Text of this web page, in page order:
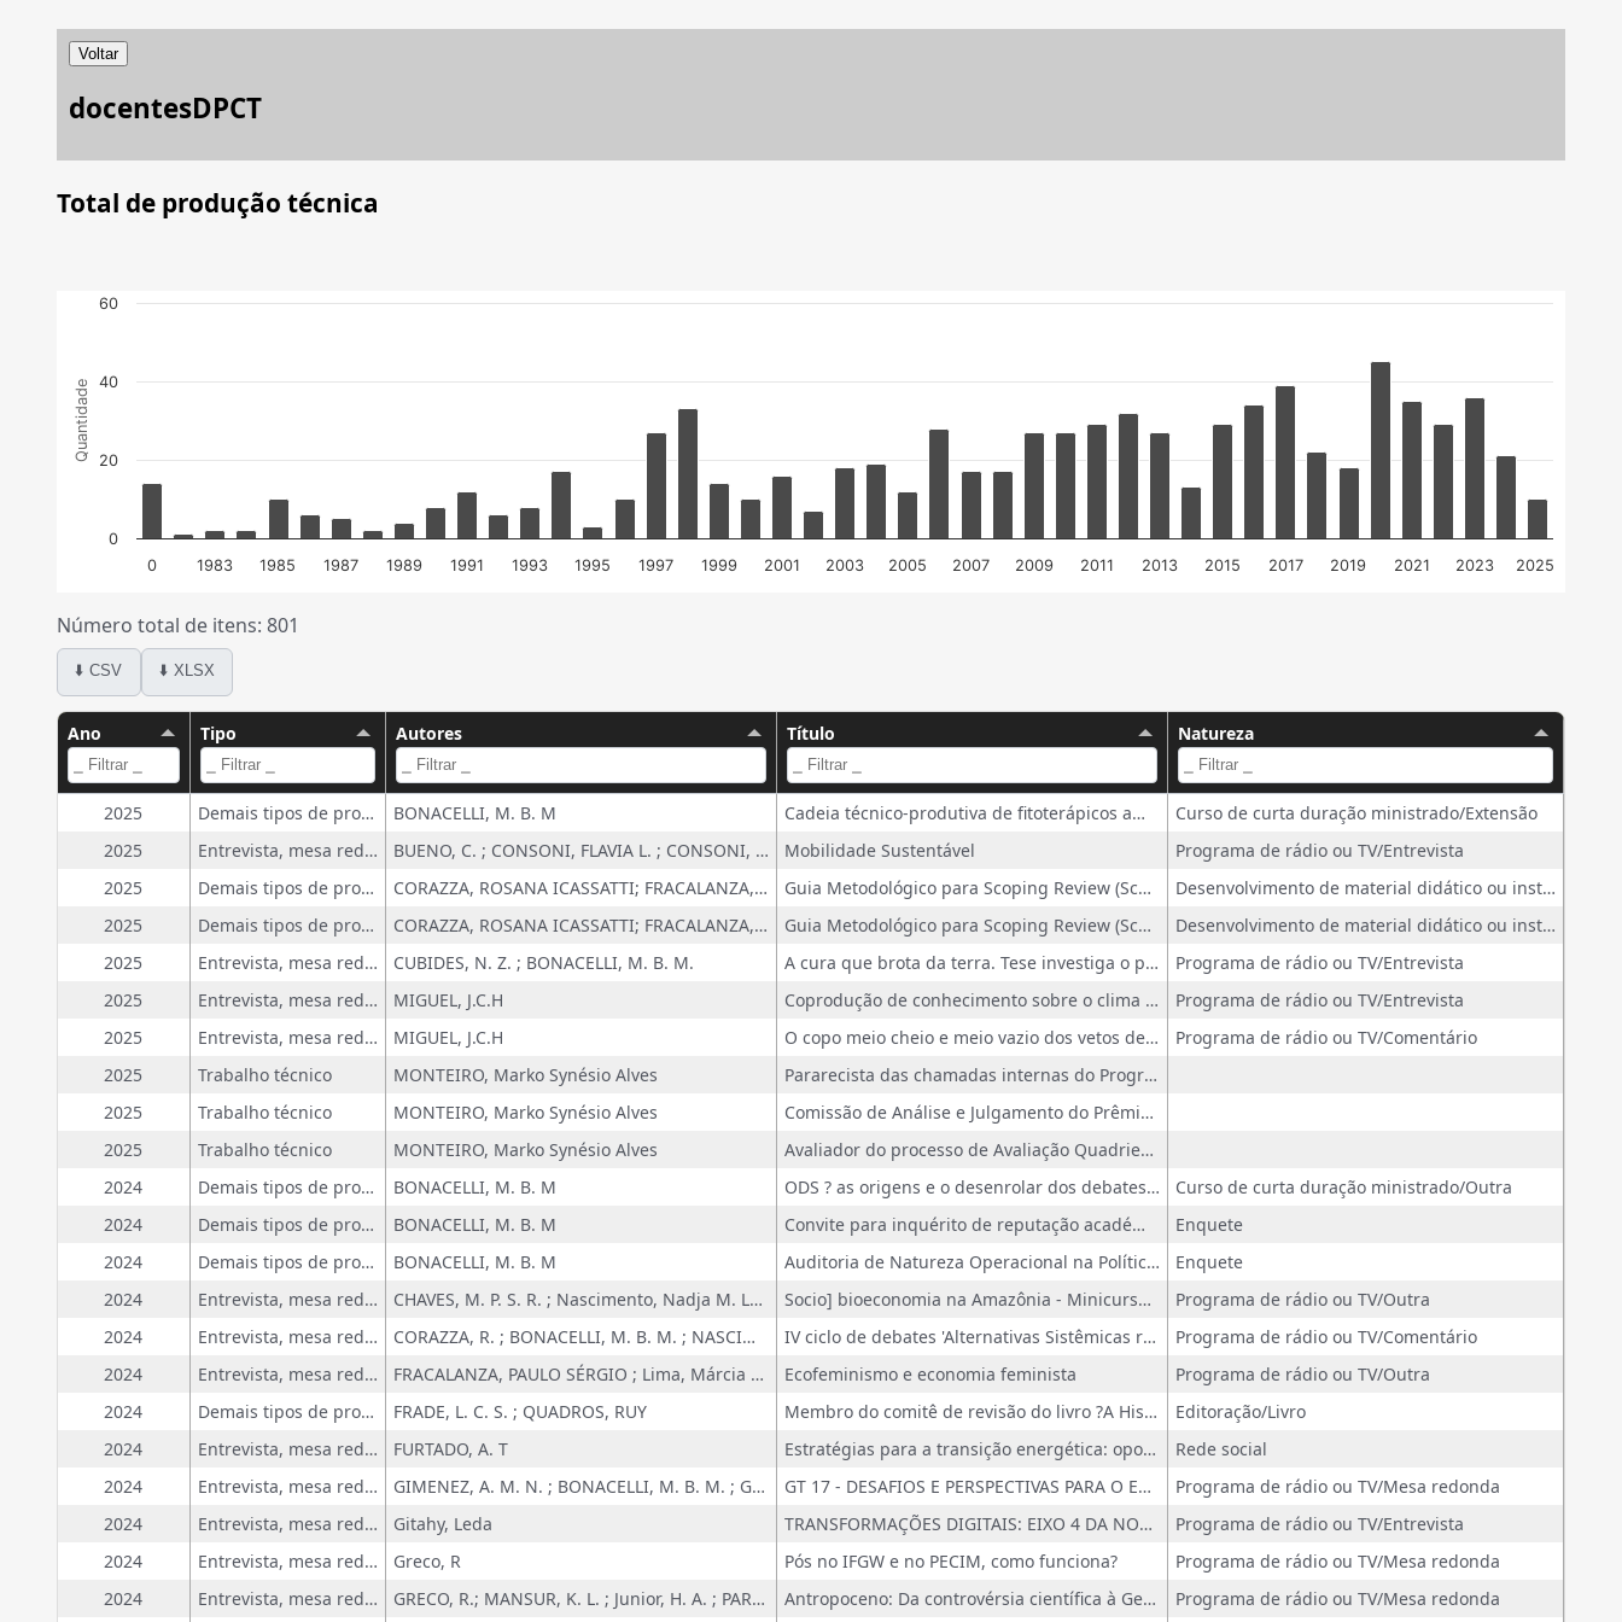
Voltar
docentesDPCT
Total de produção técnica
Quantidade
0 1983 1985 1987 1989 1991 1993 1995 1997 1999 2001 2003 2005 2007 2009 2011 2013 2015 2017 2019 2021 2023 2025
0
20
40
60
Número total de itens: 801
⬇️ CSV ⬇️ XLSX
Ano Tipo Autores Título Natureza
2025 Demais tipos de produção técnica BONACELLI, M. B. M Cadeia técnico-produtiva de fitoterápicos amazônicos: desafios e oportunidades
Curso de curta duração ministrado/Extensão
2025
Entrevista, mesa redonda, programa e comentário na mídia BUENO, C. ; CONSONI, FLAVIA L. ; CONSONI, F. L. ; ARDILA, A. M. ; BERNUCCI, L. L. ; ISLER, C. A. ; SANTOS, T. F. Mobilidade Sustentável
Programa de rádio ou TV/Entrevista
2025
Demais tipos de produção técnica CORAZZA, ROSANA ICASSATTI; FRACALANZA, PAULO SÉRGIO Guia Metodológico para Scoping Review (ScR): Estratégia PCC e Fluxograma PRISMA
Desenvolvimento de material didático ou instrucional - Guia metodológico
2025
Demais tipos de produção técnica CORAZZA, ROSANA ICASSATTI; FRACALANZA, PAULO SÉRGIO Guia Metodológico para Scoping Review (ScR): Estratégia PCC e Fluxograma PRISMA
Desenvolvimento de material didático ou instrucional - Guia metodológico
2025
Entrevista, mesa redonda, programa e comentário na mídia CUBIDES, N. Z. ; BONACELLI, M. B. M. A cura que brota da terra. Tese investiga o papel das farmácias públicas de manipulação inseridas no mercado de fitoterápicos
Programa de rádio ou TV/Entrevista
2025
Entrevista, mesa redonda, programa e comentário na mídia MIGUEL, J.C.H Coprodução de conhecimento sobre o clima gera ganhos para o setor elétrico
Programa de rádio ou TV/Entrevista
2025
Entrevista, mesa redonda, programa e comentário na mídia MIGUEL, J.C.H O copo meio cheio e meio vazio dos vetos de Lula ao PL da Devastação
Programa de rádio ou TV/Comentário
2025
Trabalho técnico MONTEIRO, Marko Synésio Alves
Pararecista das chamadas internas do Programa Fapemig de Fomento à Internacionalização das ICTMGS na Universidade Federal de Minas Gerais (UFMG)
2025
Trabalho técnico MONTEIRO, Marko Synésio Alves
Comissão de Análise e Julgamento do Prêmio Capes de Tese Edição 2025
2025
Trabalho técnico MONTEIRO, Marko Synésio Alves
Avaliador do processo de Avaliação Quadrienal da CAPES - 2025
2024
Demais tipos de produção técnica BONACELLI, M. B. M ODS ? as origens e o desenrolar dos debates e do entendimento das questões em relação aos Recursos Naturais e ao Desenvolvimento Sustentável
Curso de curta duração ministrado/Outra
2024
Demais tipos de produção técnica BONACELLI, M. B. M Convite para inquérito de reputação académica global da THE
Enquete
2024
Demais tipos de produção técnica BONACELLI, M. B. M Auditoria de Natureza Operacional na Política Nacional de Inovação (PNI)
Enquete
2024
Entrevista, mesa redonda, programa e comentário na mídia CHAVES, M. P. S. R. ; Nascimento, Nadja M. Lepsch da Cunha ; BONACELLI, M. B. ; FRACALANZA, PAULO SÉRGIO ; FARFAN, J. D. ; VALENTE, V. ; CORAZZA, ROSANA I. Socio] bioeconomia na Amazônia - Minicurso Alternativas [Aula 4]
Programa de rádio ou TV/Outra
2024
Entrevista, mesa redonda, programa e comentário na mídia CORAZZA, R. ; BONACELLI, M. B. M. ; NASCIMENTO, N. M. L. C. ; CHAVES, M. P. S. R. IV ciclo de debates 'Alternativas Sistêmicas rumo à Sustentabilidade da Vida'
Programa de rádio ou TV/Comentário
2024
Entrevista, mesa redonda, programa e comentário na mídia FRACALANZA, PAULO SÉRGIO ; Lima, Márcia M. Tait ; TEIXEIRA, M. ; VALENTE, V. ; FARFAN, J. D. ; HUNGARO, J. P. ; CORAZZA, ROSANA I. Ecofeminismo e economia feminista
Programa de rádio ou TV/Outra
2024
Demais tipos de produção técnica FRADE, L. C. S. ; QUADROS, RUY Membro do comitê de revisão do livro ?A História da Inovação no Brasil?, organizado por Luis Cláudio S. Frade, 1ed.Niterói: CTSMART,, 2024, v. 1, p. 1-457
Editoração/Livro
2024
Entrevista, mesa redonda, programa e comentário na mídia FURTADO, A. T Estratégias para a transição energética: oportunidades e desafios para o Brasil. 2024; Tema: Agência BNDES de Notícias - Blog do
Rede social
2024
Entrevista, mesa redonda, programa e comentário na mídia GIMENEZ, A. M. N. ; BONACELLI, M. B. M. ; GAVIRA, M. O. ; FIGUEIREDO, S. P. ; CASTRO, A. C. GT 17 - DESAFIOS E PERSPECTIVAS PARA O ENSINO, A PESQUISA E A EXTENSÃO NO CONTEXTO DA TRANSFORMAÇÃO DIGITAL
Programa de rádio ou TV/Mesa redonda
2024
Entrevista, mesa redonda, programa e comentário na mídia Gitahy, Leda TRANSFORMAÇÕES DIGITAIS: EIXO 4 DA NOVA POLÍTICA INDUSTRIAL | NOVA ECONOMIA
Programa de rádio ou TV/Entrevista
2024
Entrevista, mesa redonda, programa e comentário na mídia Greco, R Pós no IFGW e no PECIM, como funciona?
Programa de rádio ou TV/Mesa redonda
2024
Entrevista, mesa redonda, programa e comentário na mídia GRECO, R.; MANSUR, K. L. ; Junior, H. A. ; PARMERA, T. Antropoceno: Da controvérsia científica à Geoética
Programa de rádio ou TV/Mesa redonda